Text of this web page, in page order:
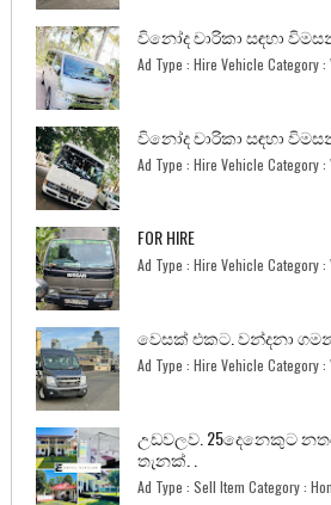
විනෝද චාරිකා සඳහා
Ad Type : Hire Vehicle Category :
විනෝද චාරිකා සඳහා
Ad Type : Hire Vehicle Category :
FOR HIRE
Ad Type : Hire Vehicle Category :
වෙසක් එකට. වන්දනා
Ad Type : Hire Vehicle Category :
උඩවලව. 25දෙනෙකුට
තැනක්. .
Ad Type : Sell Item Category :